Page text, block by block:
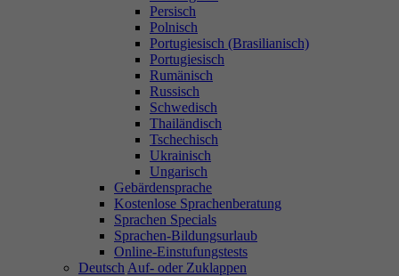
Persisch
Polnisch
Portugiesisch (Brasilianisch)
Portugiesisch
Rumänisch
Russisch
Schwedisch
Thailändisch
Tschechisch
Ukrainisch
Ungarisch
Gebärdensprache
Kostenlose Sprachenberatung
Sprachen Specials
Sprachen-Bildungsurlaub
Online-Einstufungstests
Deutsch Auf- oder Zuklappen